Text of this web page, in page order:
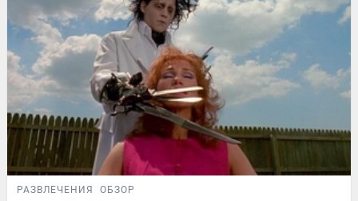
РАЗВЛЕЧЕНИЯ ОБЗОР